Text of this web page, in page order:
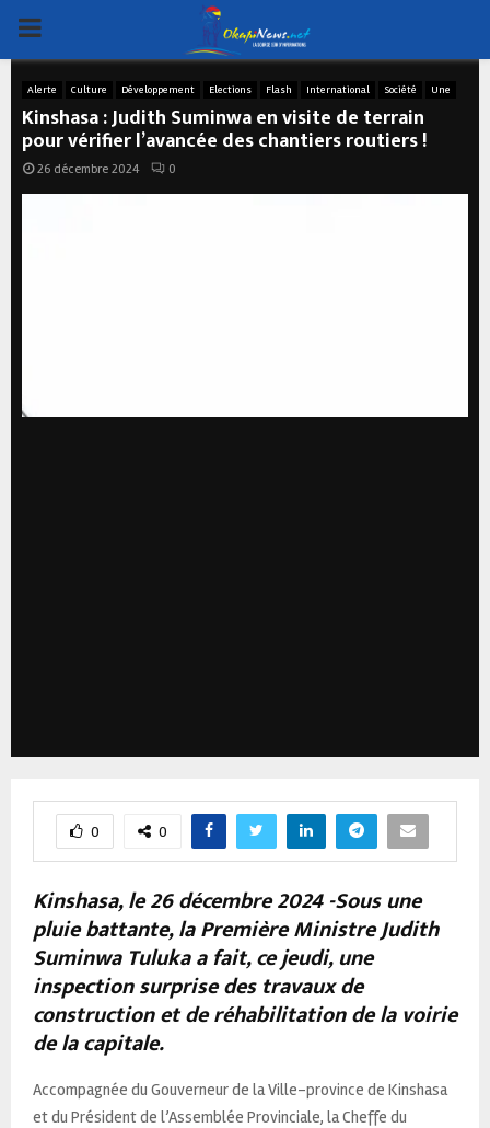
PRIMARY
MENU
Alerte Culture Développement Elections Flash International Société Une
Kinshasa : Judith Suminwa en visite de terrain
pour vérifier l’avancée des chantiers routiers !
26 décembre 2024 0
0 0
Kinshasa, le 26 décembre 2024 -Sous une
pluie battante, la Première Ministre Judith
Suminwa Tuluka a fait, ce jeudi, une
inspection surprise des travaux de
construction et de réhabilitation de la voirie
de la capitale.
Accompagnée du Gouverneur de la Ville-province de Kinshasa
et du Président de l’Assemblée Provinciale, la Cheffe du